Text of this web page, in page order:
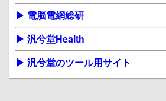
▶ 電脳電網総研
▶ 汎兮堂Health
▶ 汎兮堂のツール用サイト